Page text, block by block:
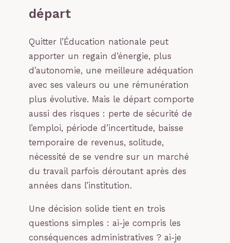
départ
Quitter l’Éducation nationale peut
apporter un regain d’énergie, plus
d’autonomie, une meilleure adéquation
avec ses valeurs ou une rémunération
plus évolutive. Mais le départ comporte
aussi des risques : perte de sécurité de
l’emploi, période d’incertitude, baisse
temporaire de revenus, solitude,
nécessité de se vendre sur un marché
du travail parfois déroutant après des
années dans l’institution.
Une décision solide tient en trois
questions simples : ai-je compris les
conséquences administratives ? ai-je